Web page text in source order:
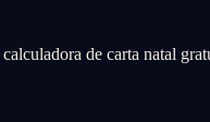
de carta natal